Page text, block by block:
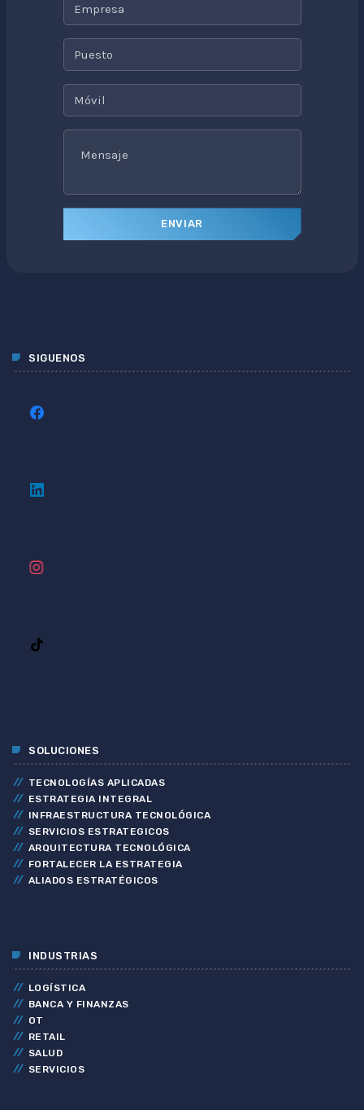
SIGUENOS
SOLUCIONES
TECNOLOGÍAS APLICADAS
ESTRATEGIA INTEGRAL
INFRAESTRUCTURA TECNOLÓGICA
SERVICIOS ESTRATEGICOS
ARQUITECTURA TECNOLÓGICA
FORTALECER LA ESTRATEGIA
ALIADOS ESTRATÉGICOS
INDUSTRIAS
LOGÍSTICA
BANCA Y FINANZAS
OT
RETAIL
SALUD
SERVICIOS